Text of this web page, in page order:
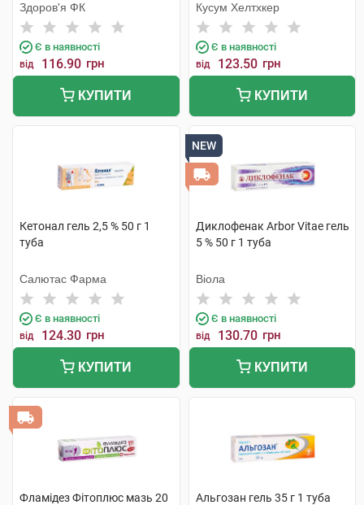
Здоров'я ФК
Є в наявності
від 116.90 грн
КУПИТИ
Кусум Хелтхкер
Є в наявності
від 123.50 грн
КУПИТИ
Кетонал гель 2,5 % 50 г 1
туба
Салютас Фарма
Є в наявності
від 124.30 грн
КУПИТИ
NEW
Диклофенак Arbor Vitae гель
5 % 50 г 1 туба
Віола
Є в наявності
від 130.70 грн
КУПИТИ
Фламідез Фітоплюс мазь 20
Альгозан гель 35 г 1 туба